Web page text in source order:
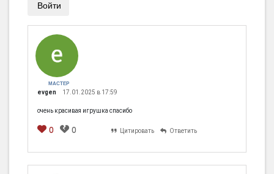
Войти
МАСТЕР
evgen 17.01.2025 в 17:59
очень красивая игрушка спасибо
0 0 Цитировать Ответить